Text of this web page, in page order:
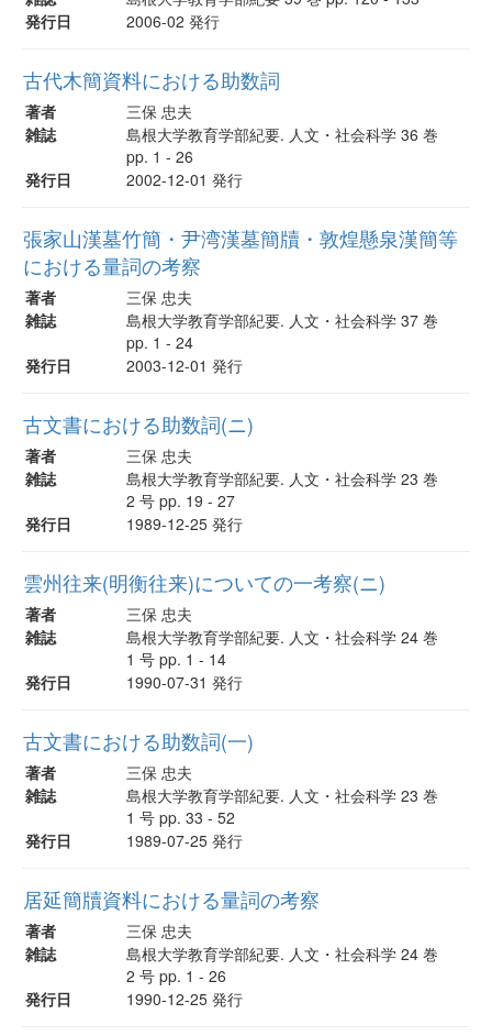
発行日
2006-02 発行
古代木簡資料における助数詞
著者
三保 忠夫
雑誌
島根大学教育学部紀要. 人文・社会科学 36 巻
pp. 1 - 26
発行日
2002-12-01 発行
張家山漢墓竹簡・尹湾漢墓簡牘・敦煌懸泉漢簡等
における量詞の考察
著者
三保 忠夫
雑誌
島根大学教育学部紀要. 人文・社会科学 37 巻
pp. 1 - 24
発行日
2003-12-01 発行
古文書における助数詞(ニ)
著者
三保 忠夫
雑誌
島根大学教育学部紀要. 人文・社会科学 23 巻
2 号 pp. 19 - 27
発行日
1989-12-25 発行
雲州往来(明衡往来)についての一考察(ニ)
著者
三保 忠夫
雑誌
島根大学教育学部紀要. 人文・社会科学 24 巻
1 号 pp. 1 - 14
発行日
1990-07-31 発行
古文書における助数詞(一)
著者
三保 忠夫
雑誌
島根大学教育学部紀要. 人文・社会科学 23 巻
1 号 pp. 33 - 52
発行日
1989-07-25 発行
居延簡牘資料における量詞の考察
著者
三保 忠夫
雑誌
島根大学教育学部紀要. 人文・社会科学 24 巻
2 号 pp. 1 - 26
発行日
1990-12-25 発行